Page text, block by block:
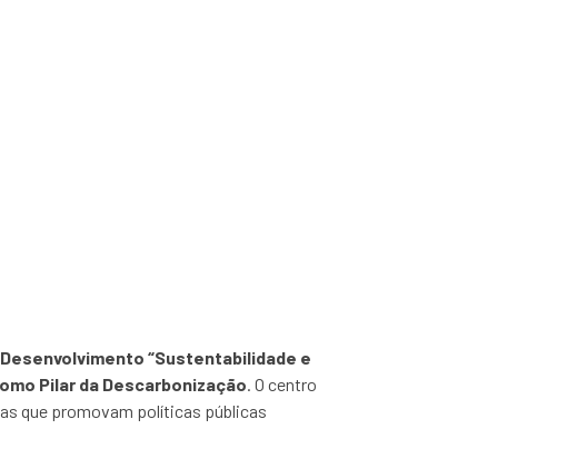
“Sustentabilidade e
Pilar da Descarbonização. O centro
que promovam políticas públicas